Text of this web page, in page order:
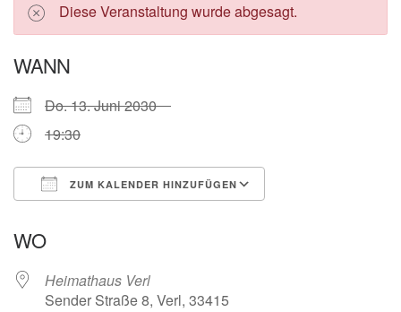
Diese Veranstaltung wurde abgesagt.
WANN
Do. 13. Juni 2030
19:30
ZUM KALENDER HINZUFÜGEN
WO
Heimathaus Verl
Sender Straße 8, Verl, 33415